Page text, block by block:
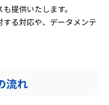
提供いたします。
る対応や、データメンテ
流れ